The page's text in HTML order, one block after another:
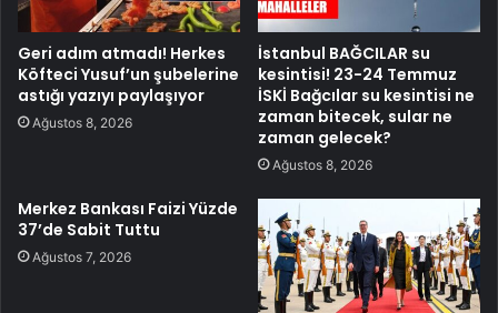
Geri adım atmadı! Herkes
Köfteci Yusuf’un şubelerine
astığı yazıyı paylaşıyor
Ağustos 8, 2026
İstanbul BAĞCILAR su
kesintisi! 23-24 Temmuz
İSKİ Bağcılar su kesintisi ne
zaman bitecek, sular ne
zaman gelecek?
Ağustos 8, 2026
Merkez Bankası Faizi Yüzde
37’de Sabit Tuttu
Ağustos 7, 2026